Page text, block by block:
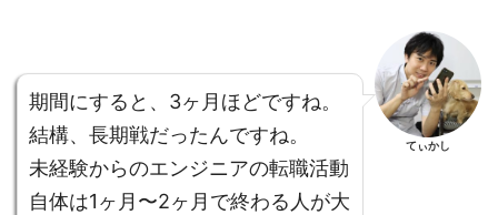
期間にすると、3ヶ月ほどですね。
結構、長期戦だったんですね。
未経験からのエンジニアの転職活動
自体は1ヶ月〜2ヶ月で終わる人が大
てぃかし